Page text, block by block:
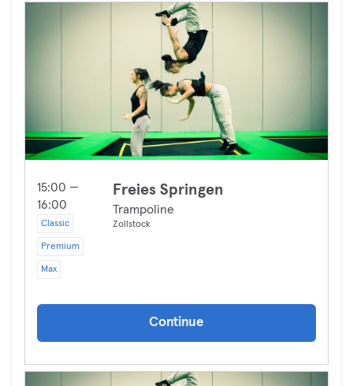
15:00 —
16:00
Classic
Premium
Max
Freies Springen
Trampoline
Zollstock
Continue